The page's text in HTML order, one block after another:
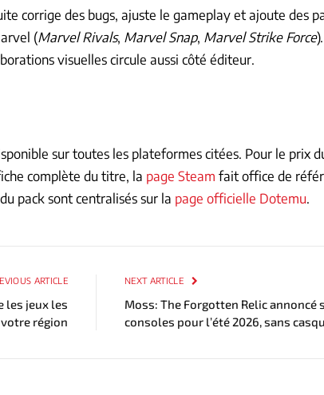
corrige des bugs, ajuste le gameplay et ajoute des
(Marvel Rivals, Marvel Snap, Marvel Strike Force
visuelles circule aussi côté éditeur.
sur toutes les plateformes citées. Pour le prix
complète du titre, la page Steam fait office de
pack sont centralisés sur la page officielle Dotemu.
ARTICLE
les jeux les
région
NEXT ARTICLE
Moss: The Forgotten Relic annoncé
consoles pour l’été 2026, sans